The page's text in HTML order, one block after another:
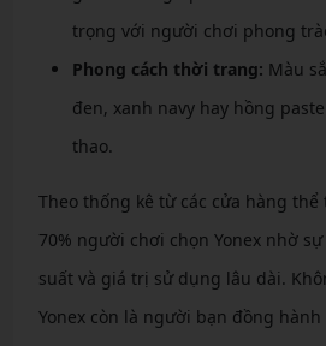
trọng với người chơi phong
Phong cách thời trang: Màu
đen, xanh navy hay hồng
thao.
Theo thống kê từ các cửa hàng thể
70% người chơi chọn Yonex nhờ
suất và giá trị sử dụng lâu dài.
Yonex còn là người bạn đồng